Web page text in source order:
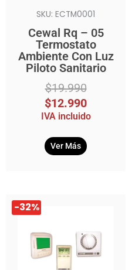
SKU: ECTM0001
Cewal Rq – 05
Termostato
Ambiente Con Luz
Piloto Sanitario
$19.990
$12.990
IVA incluido
Ver Más
-32%
El
precio
original
era:
$145.990.
El
precio
actual
es:
$99.990.